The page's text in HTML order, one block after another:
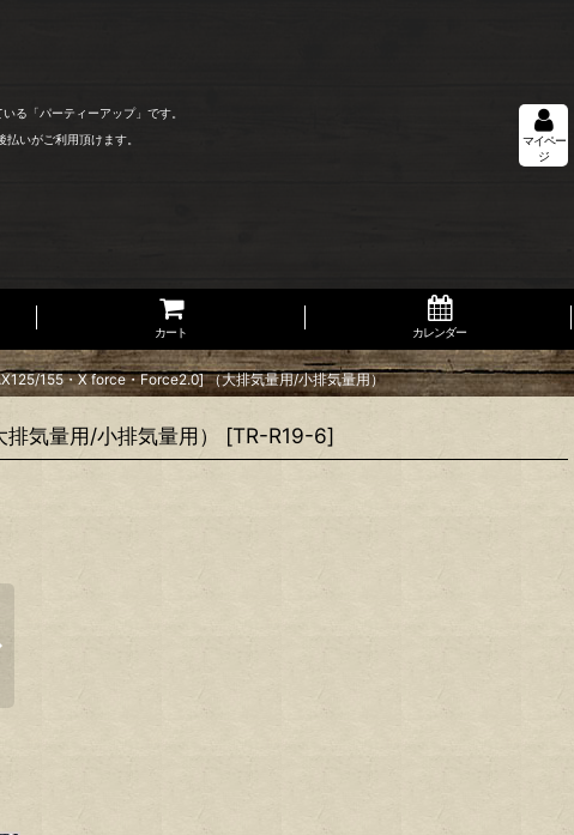
る「パーティーアップ」です。
いがご利用頂けます。
マイペー
ジ
カート カレンダー
155・X force・Force2.0] （大排気量用/小排気量用）
気量用/小排気量用） [TR-R19-6]